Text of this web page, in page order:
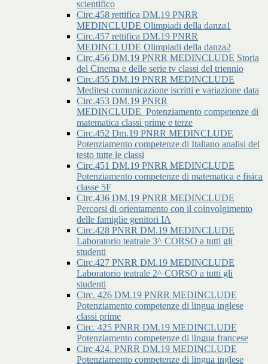
scientifico
Circ.458 rettifica DM.19 PNRR
MEDINCLUDE Olimpiadi della danza1
Circ.457 rettifica DM.19 PNRR
MEDINCLUDE Olimpiadi della danza2
Circ.456 DM.19 PNRR MEDINCLUDE Storia
del Cinema e delle serie tv classi del triennio
Circ.455 DM.19 PNRR MEDINCLUDE
Meditest comunicazione iscritti e variazione data
Circ.453 DM.19 PNRR
MEDINCLUDE_Potenziamento competenze di
matematica classi prime e terze
Circ.452 Dm.19 PNRR MEDINCLUDE
Potenziamento competenze di Italiano analisi del
testo tutte le classi
Circ.451 DM.19 PNRR MEDINCLUDE
Potenziamento competenze di matematica e fisica
classe 5F
Circ.436 DM.19 PNRR MEDINCLUDE
Percorsi di orientamento con il coinvolgimento
delle famiglie genitori IA
Circ.428 PNRR DM.19 MEDINCLUDE
Laboratorio teatrale 3^ CORSO a tutti gli
studenti
Circ.427 PNRR DM.19 MEDINCLUDE
Laboratorio teatrale 2^ CORSO a tutti gli
studenti
Circ. 426 DM.19 PNRR MEDINCLUDE
Potenziamento competenze di lingua inglese
classi prime
Circ. 425 PNRR DM.19 MEDINCLUDE
Potenziamento competenze di lingua francese
Circ 424. PNRR DM.19 MEDINCLUDE
Potenziamento competenze di lingua inglese